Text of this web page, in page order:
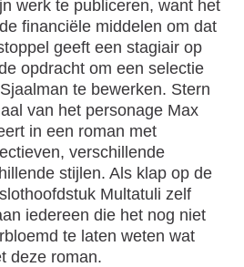
werk te publiceren, want het
financiële middelen om dat
geeft een stagiair op
opdracht om een selectie
te bewerken. Stern
van het personage Max
in een roman met
verschillende
stijlen. Als klap op de
Multatuli zelf
iedereen die het nog niet
te laten weten wat
deze roman.